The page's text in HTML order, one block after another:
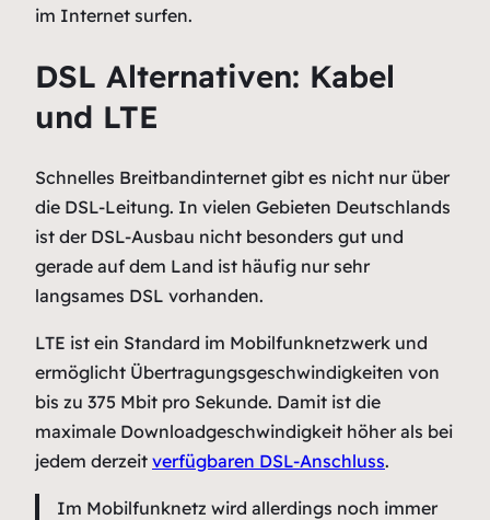
im Internet surfen.
DSL Alternativen: Kabel
und LTE
Schnelles Breitbandinternet gibt es nicht nur über
die DSL-Leitung. In vielen Gebieten Deutschlands
ist der DSL-Ausbau nicht besonders gut und
gerade auf dem Land ist häufig nur sehr
langsames DSL vorhanden.
LTE ist ein Standard im Mobilfunknetzwerk und
ermöglicht Übertragungsgeschwindigkeiten von
bis zu 375 Mbit pro Sekunde. Damit ist die
maximale Downloadgeschwindigkeit höher als bei
jedem derzeit verfügbaren DSL-Anschluss.
Im Mobilfunknetz wird allerdings noch immer